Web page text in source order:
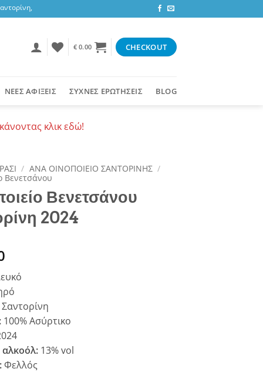
3,47 ευρώ στην υπόλοιπη Ελλάδα ή δωρεάν για αγορές 50+ ευρώ
€0.00 CHECKOUT
ΝΕΕΣ ΑΦΙΞΕΙΣ ΣΥΧΝΕΣ ΕΡΩΤΗΣΕΙΣ BLOG
κλικ εδώ!
/ ΑΝΑ ΟΙΝΟΠΟΙΕΙΟ ΣΑΝΤΟΡΙΝΗΣ /
Βενετσάνου
Βενετσάνου
2024
Σαντορίνη
100% Ασύρτικο
13% vol
Φελλός